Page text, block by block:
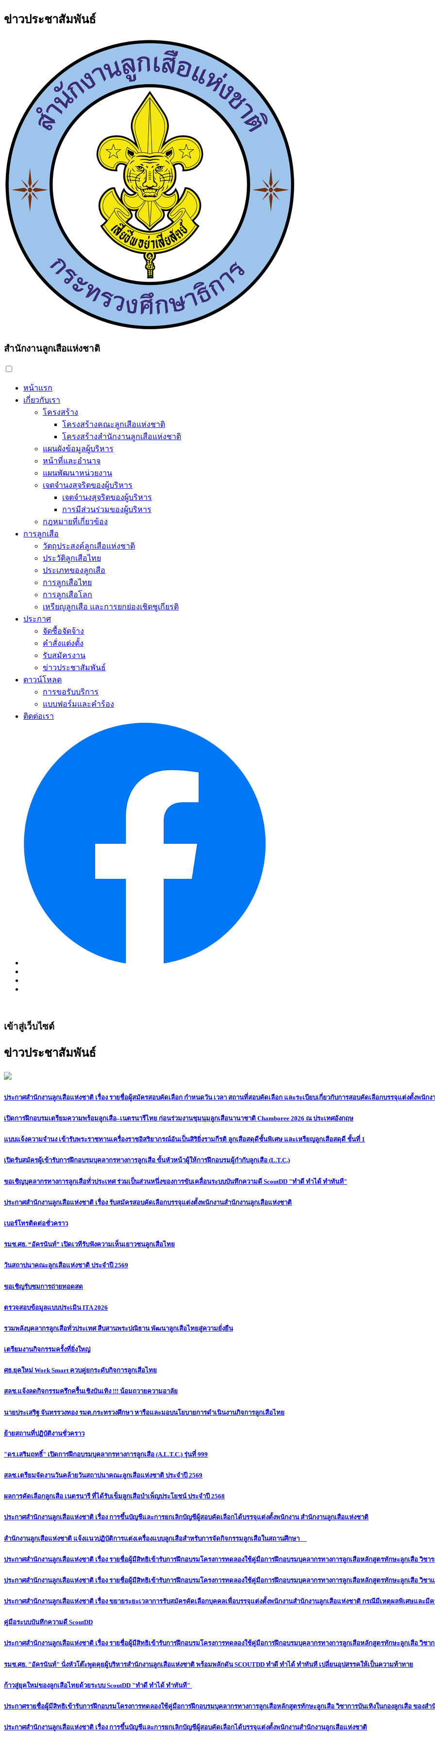
ข่าวประชาสัมพันธ์
สำนักงานลูกเสือแห่งชาติ
หน้าแรก
เกี่ยวกับเรา
โครงสร้าง
โครงสร้างคณะลูกเสือแห่งชาติ
โครงสร้างสำนักงานลูกเสือแห่งชาติ
แผนผังข้อมูลผู้บริหาร
หน้าที่และอำนาจ
แผนพัฒนาหน่วยงาน
เจตจำนงสุจริตของผู้บริหาร
เจตจำนงสุจริตของผู้บริหาร
การมีส่วนร่วมของผู้บริหาร
กฎหมายที่เกี่ยวข้อง
การลูกเสือ
วัตถุประสงค์ลูกเสือแห่งชาติ
ประวัติลูกเสือไทย
ประเภทของลูกเสือ
การลูกเสือไทย
การลูกเสือโลก
เหรียญลูกเสือ และการยกย่องเชิดชูเกียรติ
ประกาศ
จัดซื้อจัดจ้าง
คำสั่งแต่งตั้ง
รับสมัครงาน
ข่าวประชาสัมพันธ์
ดาวน์โหลด
การขอรับบริการ
แบบฟอร์มและคำร้อง
ติดต่อเรา
เข้าสู่เว็บไซต์
ข่าวประชาสัมพันธ์
ประกาศสำนักงานลูกเสือแห่งชาติ เรื่อง รายชื่อผู้สมัครสอบคัดเลือก กำหนดวัน เวลา สถานที่สอบคัดเลือก และระเบียบเกี่ยวกับการสอบคัดเลือกบรรจุแต่งตั้งพนัก
เปิดการฝึกอบรมเตรียมความพร้อมลูกเสือ–เนตรนารีไทย ก่อนร่วมงานชุมนุมลูกเสือนานาชาติ Chamboree 2026 ณ ประเทศอังกฤษ
แบบแจ้งความจำนง เข้ารับพระราชทานเครื่องราชอิสริยาภรณ์อันเป็นสิริยิ่งรามกีรติ ลูกเสือสดุดีชั้นพิเศษ และเหรียญลูกเสือสดุดี ชั้นที่ 1
เปิดรับสมัครผู้เข้ารับการฝึกอบรมบุคลากรทางการลูกเสือ ขั้นหัวหน้าผู้ให้การฝึกอบรมผู้กำกับลูกเสือ (L.T.C.)
ขอเชิญบุคลากรทางการลูกเสือทั่วประเทศ ร่วมเป็นส่วนหนึ่งของการขับเคลื่อนระบบบันทึกความดี ScoutDD "ทำดี ทำได้ ทำทันที"
ประกาศสำนักงานลูกเสือแห่งชาติ เรื่อง รับสมัครสอบคัดเลือกบรรจุแต่งตั้งพนักงานสำนักงานลูกเสือแห่งชาติ
เบอร์โทรติดต่อชั่วคราว
รมช.ศธ. “อัครนันท์” เปิดเวทีรับฟังความเห็นเยาวชนลูกเสือไทย
วันสถาปนาคณะลูกเสือแห่งชาติ ประจำปี 2569
ขอเชิญรับชมการถ่ายทอดสด
ตรวจสอบข้อมูลแบบประเมิน ITA 2026
รวมพลังบุคลากรลูกเสือทั่วประเทศ สืบสานพระปณิธาน พัฒนาลูกเสือไทยสู่ความยั่งยืน
เตรียมงานกิจกรรมครั้งที่ยิ่งใหญ่
ศธ.ยุคใหม่ Work Smart ควบคู่ยกระดับกิจการลูกเสือไทย
สลช.แจ้งลดกิจกรรมครึกครื้นเชิงบันเทิง !!! น้อมถวายความอาลัย
นายประเสริฐ จันทรรวงทอง รมต.กระทรวงศึกษา หารือและมอบนโยบายการดำเนินงานกิจการลูกเสือไทย
ย้ายสถานที่ปฏิบัติงานชั่วคราว
"ดร.เสริมฤทธิ์" เปิดการฝึกอบรมบุคลากรทางการลูกเสือ (A.L.T.C.) รุ่นที่ 999
สลช.เตรียมจัดงานวันคล้ายวันสถาปนาคณะลูกเสือแห่งชาติ ประจำปี 2569
ผลการคัดเลือกลูกเสือ เนตรนารี ที่ได้รับเข็มลูกเสือบำเพ็ญประโยชน์ ประจำปี 2568
ประกาศสำนักงานลูกเสือแห่งชาติ เรื่อง การขึ้นบัญชีและการยกเลิกบัญชีผู้สอบคัดเลือกได้บรรจุแต่งตั้งพนักงาน สำนักงานลูกเสือแห่งชาติ
สำนักงานลูกเสือแห่งชาติ แจ้งแนวปฏิบัติการแต่งเครื่องแบบลูกเสือสำหรับการจัดกิจกรรมลูกเสือในสถานศึกษา
ประกาศสำนักงานลูกเสือแห่งชาติ เรื่อง รายชื่อผู้มีสิทธิเข้ารับการฝึกอบรมโครงการทดลองใช้คู่มือการฝึกอบรมบุคลากรทางการลูกเสือหลักสูตรทักษะลูกเสือ วิชา
ประกาศสำนักงานลูกเสือแห่งชาติ เรื่อง รายชื่อผู้มีสิทธิเข้ารับการฝึกอบรมโครงการทดลองใช้คู่มือการฝึกอบรมบุคลากรทางการลูกเสือหลักสูตรทักษะลูกเสือ วิช
ประกาศสำนักงานลูกเสือแห่งชาติ เรื่อง ขยายระยะเวลาการรับสมัครคัดเลือกบุคคลเพื่อบรรจุแต่งตั้งพนักงานสำนักงานลูกเสือแห่งชาติ กรณีมีเหตุผลพิเศษและมีค
คู่มือระบบบันทึกความดี ScoutDD
ประกาศสำนักงานลูกเสือแห่งชาติ เรื่อง รายชื่อผู้มีสิทธิเข้ารับการฝึกอบรมโครงการทดลองใช้คู่มือการฝึกอบรมบุคลากรทางการลูกเสือหลักสูตรทักษะลูกเสือ วิช
รมช.ศธ. "อัครนันท์" นั่งหัวโต๊ะพูดคุยผู้บริหารสำนักงานลูกเสือแห่งชาติ พร้อมพลักดัน SCOUTDD ทำดี ทำได้ ทำทันที เปลี่ยนอุปสรรคให้เป็นความท้าทาย
ก้าวสู่ยุคใหม่ของลูกเสือไทยด้วยระบบ ScoutDD "ทำดี ทำได้ ทำทันที"
ประกาศรายชื่อผู้มีสิทธิเข้ารับการฝึกอบรมโครงการทดลองใช้คู่มือการฝึกอบรมบุคลากรทางการลูกเสือหลักสูตรทักษะลูกเสือ วิชาการบันเทิงในกองลูกเสือ ของส
ประกาศสำนักงานลูกเสือแห่งชาติ เรื่อง การขึ้นบัญชีและการยกเลิกบัญชีผู้สอบคัดเลือกได้บรรจุแต่งตั้งพนักงานสำนักงานลูกเสือแห่งชาติ